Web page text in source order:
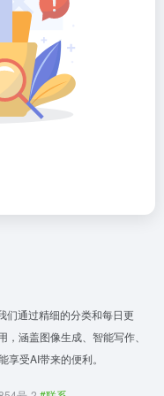
们通过精细的分类和每日更
涵盖图像生成、智能写作、
受AI带来的便利。